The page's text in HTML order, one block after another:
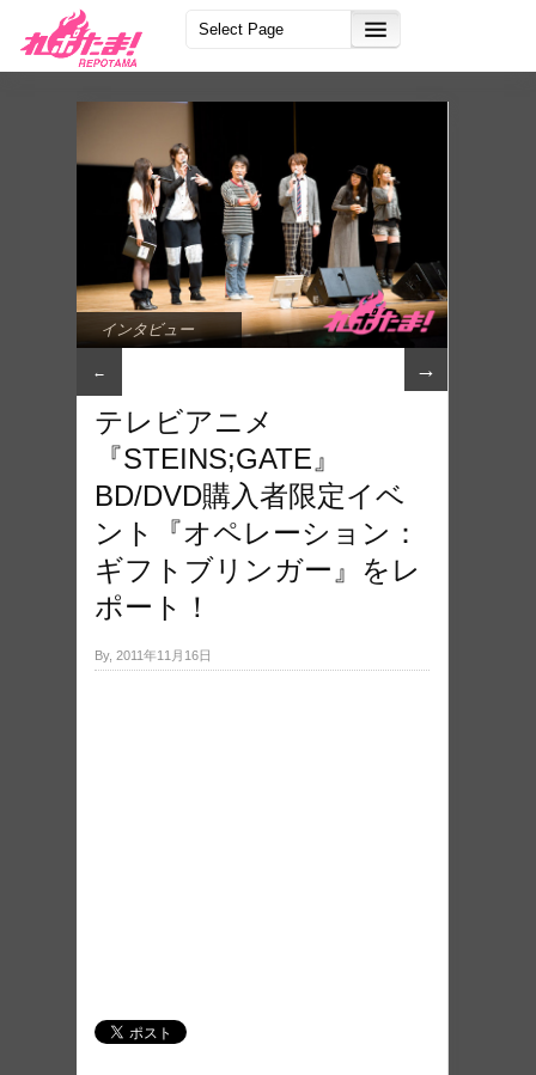
インタビュー
← →
テレビアニメ
『STEINS;GATE』
BD/DVD購入者限定イベ
ント『オペレーション：
ギフトブリンガー』をレ
ポート！
By, 2011年11月16日